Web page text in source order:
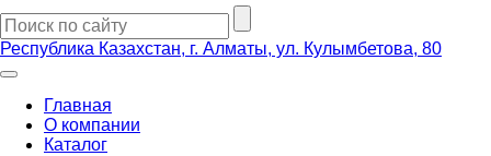
Республика Казахстан, г. Алматы, ул. Кулымбетова, 80
Главная
О компании
Каталог